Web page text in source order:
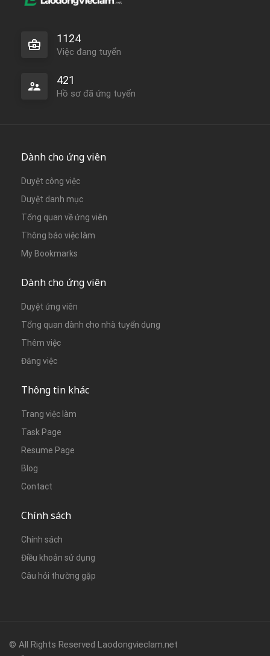
1124
Việc đang tuyển
421
Hồ sơ đã ứng tuyển
Dành cho ứng viên
Duyệt công việc
Duyệt danh mục
Tổng quan về ứng viên
Thông báo việc làm
My Bookmarks
Dành cho ứng viên
Duyệt ứng viên
Tổng quan dành cho nhà tuyển dụng
Thêm việc
Đăng việc
Thông tin khác
Trang việc làm
Task Page
Resume Page
Blog
Contact
Chính sách
Chính sách
Điều khoản sử dụng
Câu hỏi thường gặp
© All Rights Reserved Laodongvieclam.net